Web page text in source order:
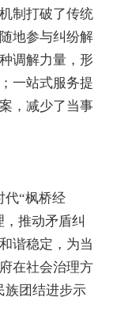
制打破了传统
地参与纠纷解
调解力量，形
一站式服务提
，减少了当事
代“枫桥经
推动矛盾纠
谐稳定，为当
在社会治理方
族团结进步示